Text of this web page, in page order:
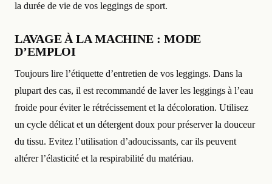
la durée de vie de vos leggings de sport.
LAVAGE À LA MACHINE : MODE
D’EMPLOI
Toujours lire l’étiquette d’entretien de vos leggings. Dans la
plupart des cas, il est recommandé de laver les leggings à l’eau
froide pour éviter le rétrécissement et la décoloration. Utilisez
un cycle délicat et un détergent doux pour préserver la douceur
du tissu. Evitez l’utilisation d’adoucissants, car ils peuvent
altérer l’élasticité et la respirabilité du matériau.